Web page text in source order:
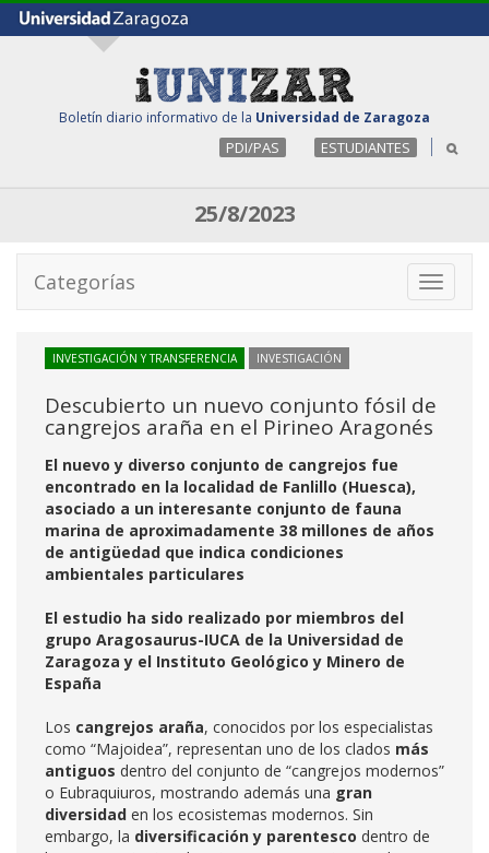
Boletín diario informativo de la Universidad de Zaragoza
PDI/PAS ESTUDIANTES
25/8/2023
Toggle
Categorías
INVESTIGACIÓN Y TRANSFERENCIA INVESTIGACIÓN
Descubierto un nuevo conjunto fósil de
cangrejos araña en el Pirineo Aragonés
El nuevo y diverso conjunto de cangrejos fue
encontrado en la localidad de Fanlillo (Huesca),
asociado a un interesante conjunto de fauna
marina de aproximadamente 38 millones de años
de antigüedad que indica condiciones
ambientales particulares
El estudio ha sido realizado por miembros del
grupo Aragosaurus-IUCA de la Universidad de
Zaragoza y el Instituto Geológico y Minero de
España
Los cangrejos araña, conocidos por los especialistas
como “Majoidea”, representan uno de los clados más
antiguos dentro del conjunto de “cangrejos modernos”
o Eubraquiuros, mostrando además una gran
diversidad en los ecosistemas modernos. Sin
embargo, la diversificación y parentesco dentro de